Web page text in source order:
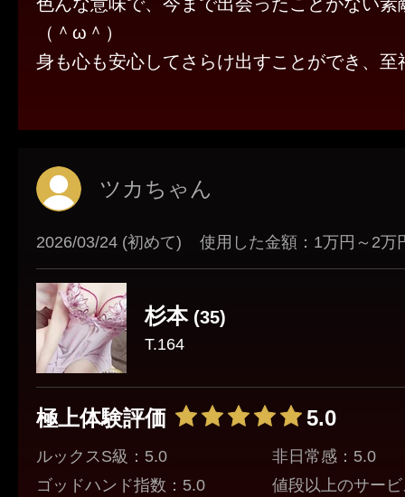
（＾ω＾）
身も心も安心してさらけ出すことができ、至
ーさせてもらったので、本名も明かすこと
思い出すとまた胸とアソコがキュンとします
帰省の折にはまたお願いしますね。See you
ツカちゃん
2026/03/24 (初めて) 使用した金額：1万円～2万
杉本(35)
T.164
極上体験評価 5.0
ルックスS級：5.0
ゴッドハンド指数：5.0
非日常感：5.0
値段以上のサー